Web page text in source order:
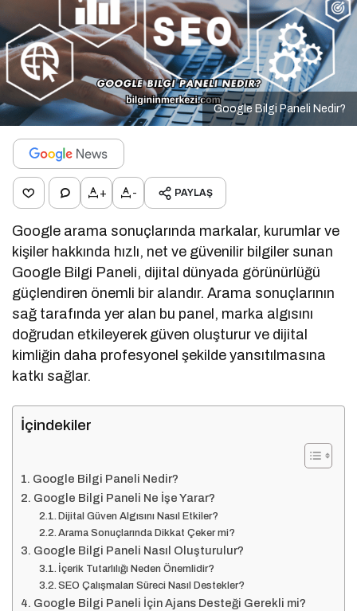
Google Bilgi Paneli Nedir?
+ - PAYLAŞ
Google arama sonuçlarında markalar, kurumlar ve
kişiler hakkında hızlı, net ve güvenilir bilgiler sunan
Google Bilgi Paneli, dijital dünyada görünürlüğü
güçlendiren önemli bir alandır. Arama sonuçlarının
sağ tarafında yer alan bu panel, marka algısını
doğrudan etkileyerek güven oluşturur ve dijital
kimliğin daha profesyonel şekilde yansıtılmasına
katkı sağlar.
İçindekiler
Google Bilgi Paneli Nedir?
Google Bilgi Paneli Ne İşe Yarar?
Dijital Güven Algısını Nasıl Etkiler?
Arama Sonuçlarında Dikkat Çeker mi?
Google Bilgi Paneli Nasıl Oluşturulur?
İçerik Tutarlılığı Neden Önemlidir?
SEO Çalışmaları Süreci Nasıl Destekler?
Google Bilgi Paneli İçin Ajans Desteği Gerekli mi?